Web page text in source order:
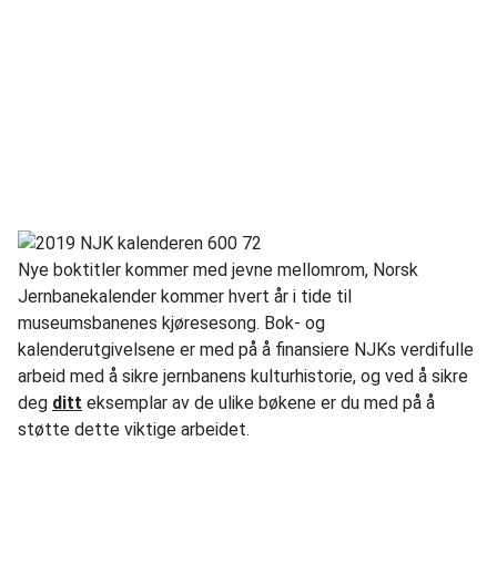
Nye boktitler kommer med jevne mellomrom, Norsk
Jernbanekalender kommer hvert år i tide til
museumsbanenes kjøresesong. Bok- og
kalenderutgivelsene er med på å finansiere NJKs verdifulle
arbeid med å sikre jernbanens kulturhistorie, og ved å sikre
deg ditt eksemplar av de ulike bøkene er du med på å
støtte dette viktige arbeidet.